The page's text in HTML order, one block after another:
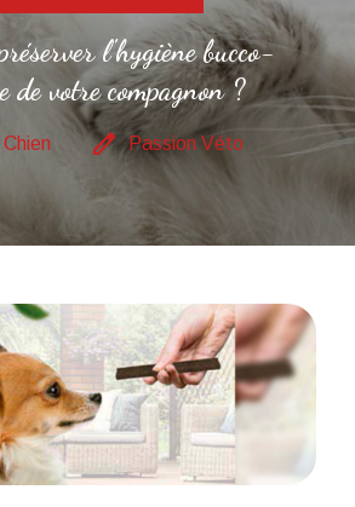
l'hygiène bucco-
de votre compagnon ?
edit Passion Véto